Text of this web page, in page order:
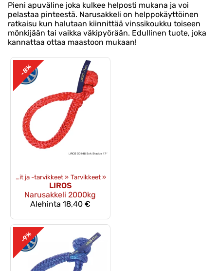
Pieni apuväline joka kulkee helposti mukana ja voi
pelastaa pinteestä. Narusakkeli on helppokäyttöinen
ratkaisu kun halutaan kiinnittää vinssikoukku toiseen
mönkijään tai vaikka väkipyörään. Edullinen tuote, joka
kannattaa ottaa maastoon mukaan!
-8%
Vinssit ja -tarvikkeet ‪» Tarvikkeet ‪»
LIROS
Narusakkeli 2000kg
Alehinta 18,40 €
-9%